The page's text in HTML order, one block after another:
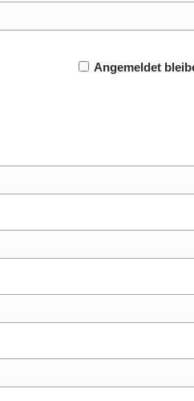
Angemeldet